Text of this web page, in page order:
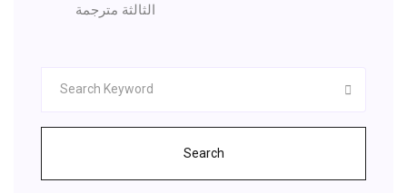
الثالثة مترجمة
Search